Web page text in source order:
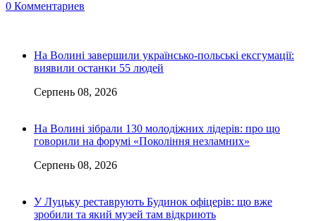
0 Комментариев
На Волині завершили українсько-польські ексгумації:
виявили останки 55 людей
Серпень 08, 2026
На Волині зібрали 130 молодіжних лідерів: про що
говорили на форумі «Покоління незламних»
Серпень 08, 2026
У Луцьку реставрують Будинок офіцерів: що вже
зробили та який музей там відкриють